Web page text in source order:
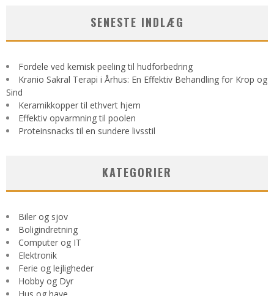
SENESTE INDLÆG
Fordele ved kemisk peeling til hudforbedring
Kranio Sakral Terapi i Århus: En Effektiv Behandling for Krop og
Sind
Keramikkopper til ethvert hjem
Effektiv opvarmning til poolen
Proteinsnacks til en sundere livsstil
KATEGORIER
Biler og sjov
Boligindretning
Computer og IT
Elektronik
Ferie og lejligheder
Hobby og Dyr